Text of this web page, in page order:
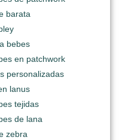
barata
bebes
en patchwork
personalizadas
lanus
tejidas
de lana
zebra